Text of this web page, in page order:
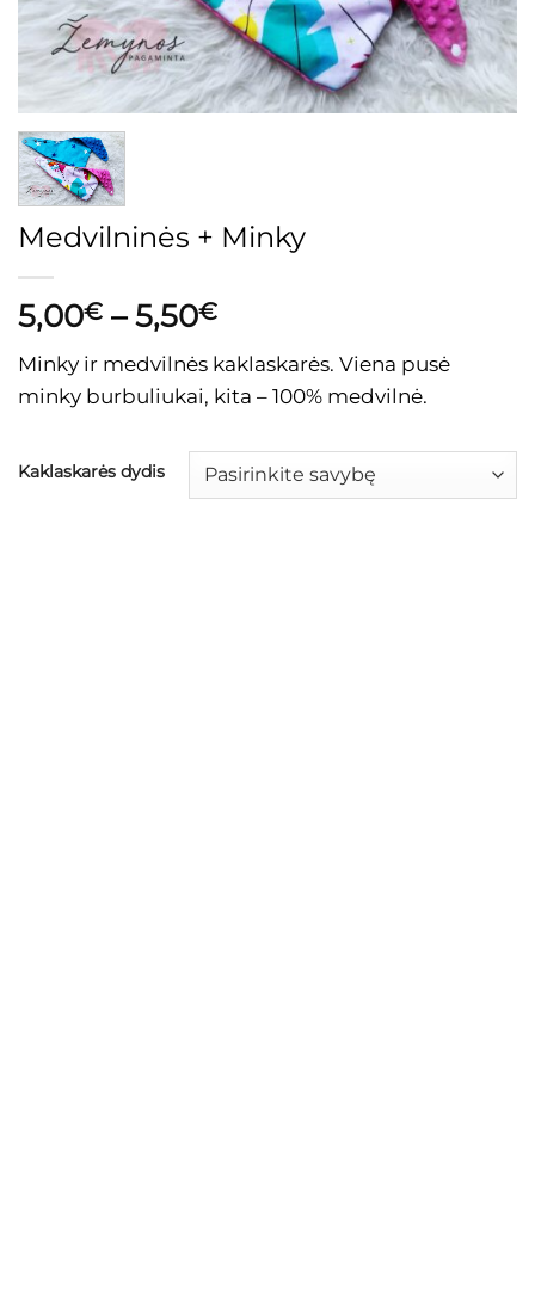
Medvilninės + Minky
5,00€ – 5,50€Price
range:
5,00€
through
Minky ir medvilnės kaklaskarės. Viena pusė
minky burbuliukai, kita – 100% medvilnė.
Kaklaskarės dydis